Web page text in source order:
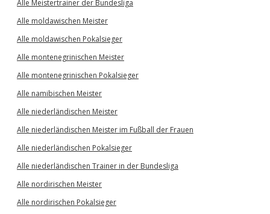
Alle Meistertrainer der Bundesliga
Alle moldawischen Meister
Alle moldawischen Pokalsieger
Alle montenegrinischen Meister
Alle montenegrinischen Pokalsieger
Alle namibischen Meister
Alle niederländischen Meister
Alle niederländischen Meister im Fußball der Frauen
Alle niederländischen Pokalsieger
Alle niederländischen Trainer in der Bundesliga
Alle nordirischen Meister
Alle nordirischen Pokalsieger